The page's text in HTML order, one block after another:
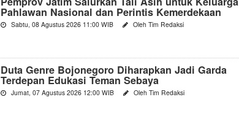
Pahlawan Nasional dan Perintis Kemerdekaan
Sabtu, 08 Agustus 2026 11:00 WIB Oleh Tim Redaksi
Duta Genre Bojonegoro Diharapkan Jadi Garda
Terdepan Edukasi Teman Sebaya
Jumat, 07 Agustus 2026 12:00 WIB Oleh Tim Redaksi